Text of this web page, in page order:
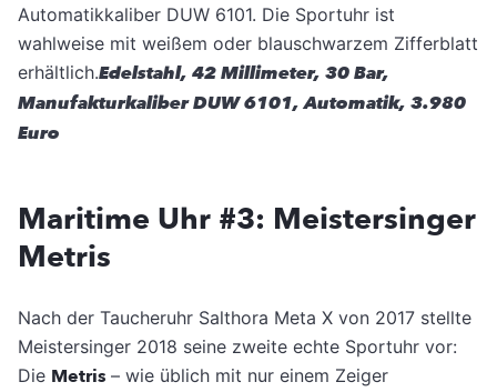
Automatikkaliber DUW 6101. Die Sportuhr ist
wahlweise mit weißem oder blauschwarzem Zifferblatt
erhältlich.Edelstahl, 42 Millimeter, 30 Bar,
Manufakturkaliber DUW 6101, Automatik, 3.980
Euro
Maritime Uhr #3: Meistersinger
Metris
Nach der Taucheruhr Salthora Meta X von 2017 stellte
Meistersinger 2018 seine zweite echte Sportuhr vor:
Die Metris – wie üblich mit nur einem Zeiger